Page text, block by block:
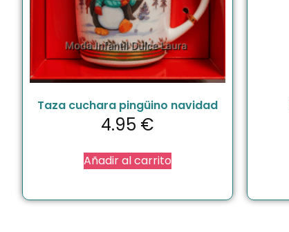
Taza cuchara pingüino navidad
4.95 €
Añadir al carrito